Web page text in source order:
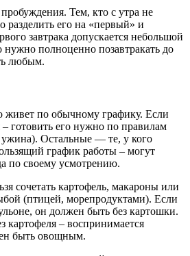
Тем, кто с утра не
разделить его на «первый» и
завтрака допускается небольшой
нужно полноценно позавтракать до
любым.
живет по обычному графику. Если
– готовить его нужно по правилам
Остальные — те, у кого
график работы – могут
по своему усмотрению.
сочетать картофель, макароны или
(птицей, морепродуктами). Если
он должен быть без картошки.
картофеля – воспринимается
быть овощным.